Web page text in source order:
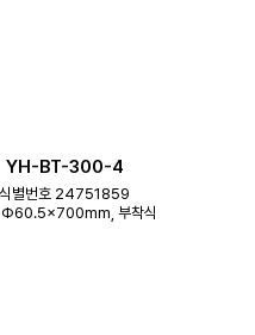
YH-BT-300-4
식별번호 24751859
규격 Φ60.5×700mm, 부착식